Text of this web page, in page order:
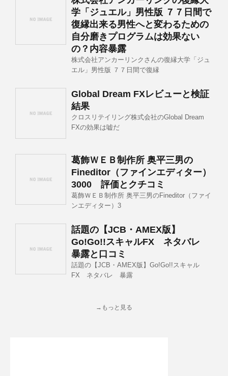
学「ジュエル」男性版 ７７日間で
復縁出来る男性へと変わるための
自分磨きプログラムは効果ない
の？内容暴露
株式会社アンカーリンクさんの復縁大学「ジュ
エル」男性版 ７７日間で復縁
Global Dream FXレビューと検証
結果
クロスリテイリング株式会社のGlobal Dream
FXの効果は嘘だ
葛飾ＷＥＢ制作所 奥平三男の
Fineditor（ファインエディター）
3000 評価とクチコミ
葛飾ＷＥＢ制作所 奥平三男のFineditor（ファイ
ンエディター）3
話題の【JCB・AMEX版】
Go!Go!!スキャルFX ネタバレ
暴露と口コミ
話題の【JCB・AMEX版】Go!Go!!スキャル
FX ネタバレ 暴露
→もっと見る